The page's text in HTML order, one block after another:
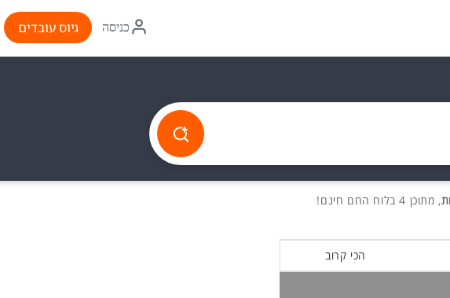
איקון
התחברות
כניסה גיוס עובדים
, מתוכן 4 בלוח החם חינם!
הכי קרוב